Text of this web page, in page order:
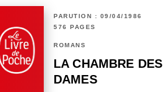
PARUTION : 09/04/1986
576 PAGES
ROMANS
LA CHAMBRE DES
DAMES